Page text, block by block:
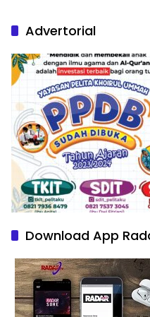
Advertorial
Download App